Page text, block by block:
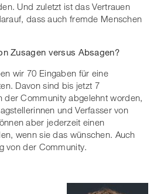
Und zuletzt ist das Vertrauen
dass auch fremde Menschen
Zusagen versus Absagen?
wir 70 Eingaben für eine
Davon sind bis jetzt 7
der Community abgelehnt worden,
und Verfasser von
aber jederzeit einen
wenn sie das wünschen. Auch
von der Community.